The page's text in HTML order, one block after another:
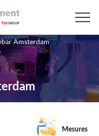
Amsterdam
Mesures